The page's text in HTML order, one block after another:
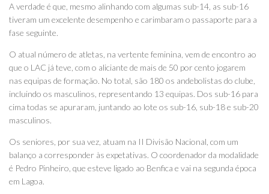
A verdade é que, mesmo alinhando com algumas sub-14, as sub-16
tiveram um excelente desempenho e carimbaram o passaporte para a
fase seguinte.
O atual número de atletas, na vertente feminina, vem de encontro ao
que o LAC já teve, com o aliciante de mais de 50 por cento jogarem
nas equipas de formação. No total, são 180 os andebolistas do clube,
incluindo os masculinos, representando 13 equipas. Dos sub-16 para
cima todas se apuraram, juntando ao lote os sub-16, sub-18 e sub-20
masculinos.
Os seniores, por sua vez, atuam na II Divisão Nacional, com um
balanço a corresponder às expetativas. O coordenador da modalidade
é Pedro Pinheiro, que esteve ligado ao Benfica e vai na segunda época
em Lagoa.